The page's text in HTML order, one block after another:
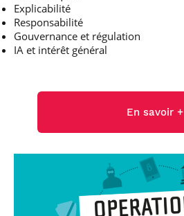
Explicabilité
Responsabilité
Gouvernance et régulation
IA et intérêt général
En savoir +